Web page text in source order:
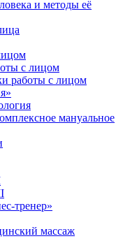
и методы её
с лицом
работы с лицом
мануальное
тренер»
массаж